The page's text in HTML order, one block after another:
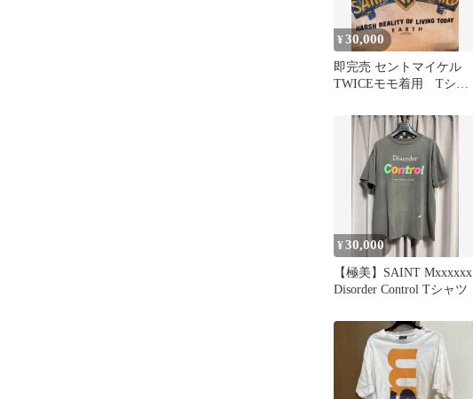
¥30,000
即完売 セントマイケル
TWICEモモ着用 Tシャ
¥30,000
【極美】SAINT Mxxxxxx
Disorder Control Tシャツ